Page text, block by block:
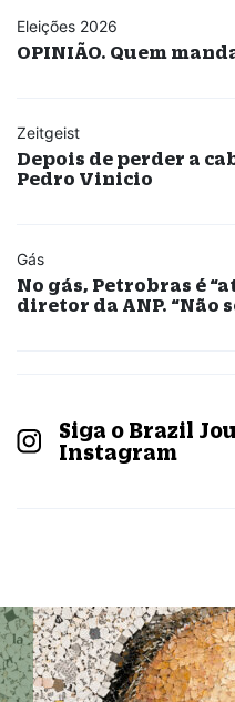
Eleições 2026
OPINIÃO. Quem
Zeitgeist
Depois de perder a
Pedro Vinicio
Gás
No gás, Petrobras é
diretor da ANP. “Não
Siga o Brazil
Instagram